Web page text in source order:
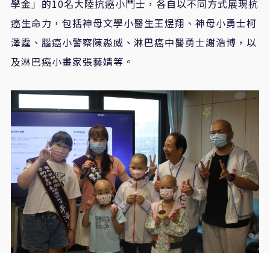
學金」的10名大陸抗癌小鬥士，各自以不同方式展現抗
癌生命力，包括神母文學小醫生王煜翔、神母小勇士柯
澤霆、腦癌小警察陳淼威、淋巴癌中醫勇士謝浩博，以
及淋巴癌小畫家張藝婧等。